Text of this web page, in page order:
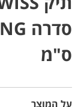
ס"מ
על המוצר